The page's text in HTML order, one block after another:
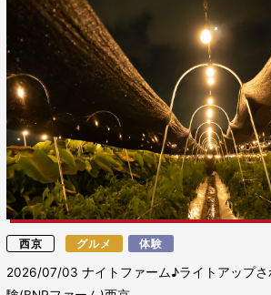
西京 グルメ 体験
2026/07/03ナイトファーム♪ライトアップ